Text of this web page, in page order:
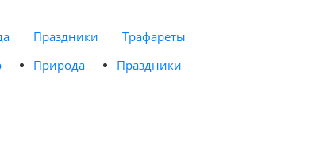
Праздники
Трафареты
Природа
Праздники